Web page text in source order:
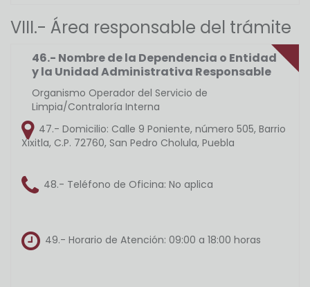
VIII.- Área responsable del trámite
46.- Nombre de la Dependencia o Entidad
y la Unidad Administrativa Responsable
Organismo Operador del Servicio de
Limpia/Contraloría Interna
47.- Domicilio: Calle 9 Poniente, número 505, Barrio
Xixitla, C.P. 72760, San Pedro Cholula, Puebla
48.- Teléfono de Oficina: No aplica
49.- Horario de Atención: 09:00 a 18:00 horas